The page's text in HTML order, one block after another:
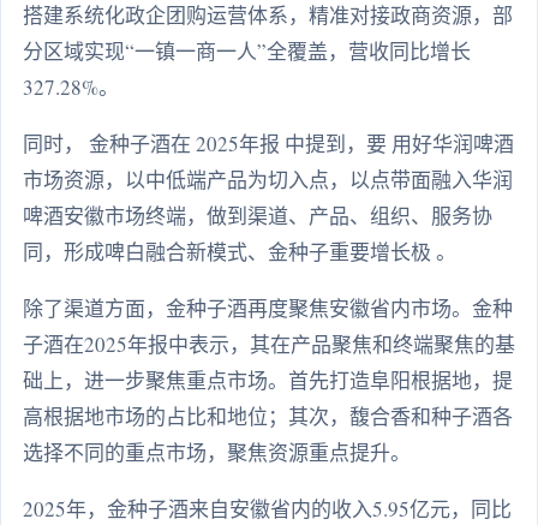
搭建系统化政企团购运营体系，精准对接政商资源，部
分区域实现“一镇一商一人”全覆盖，营收同比增长
327.28%。
同时， 金种子酒在 2025年报 中提到，要 用好华润啤酒
市场资源，以中低端产品为切入点，以点带面融入华润
啤酒安徽市场终端，做到渠道、产品、组织、服务协
同，形成啤白融合新模式、金种子重要增长极 。
除了渠道方面，金种子酒再度聚焦安徽省内市场。金种
子酒在2025年报中表示，其在产品聚焦和终端聚焦的基
础上，进一步聚焦重点市场。首先打造阜阳根据地，提
高根据地市场的占比和地位；其次，馥合香和种子酒各
选择不同的重点市场，聚焦资源重点提升。
2025年，金种子酒来自安徽省内的收入5.95亿元，同比